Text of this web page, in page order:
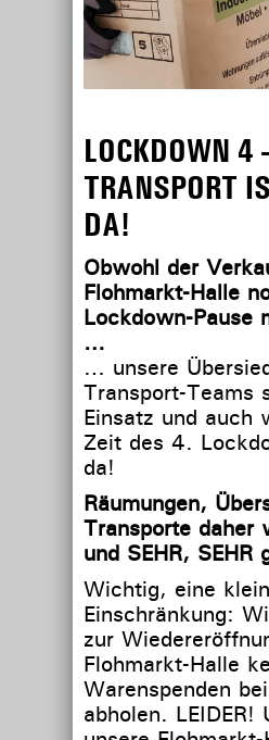
LOCKDOWN 4
TRANSPORT
DA!
Obwohl der
Flohmarkt-Halle
Lockdown-Pause
…
… unsere
Transport-Teams
Einsatz und auch
Zeit des 4.
da!
Räumungen,
Transporte daher
und SEHR, SEHR
Wichtig, eine
Einschränkung:
zur
Flohmarkt-Halle
Warenspenden
abholen. LEIDER!